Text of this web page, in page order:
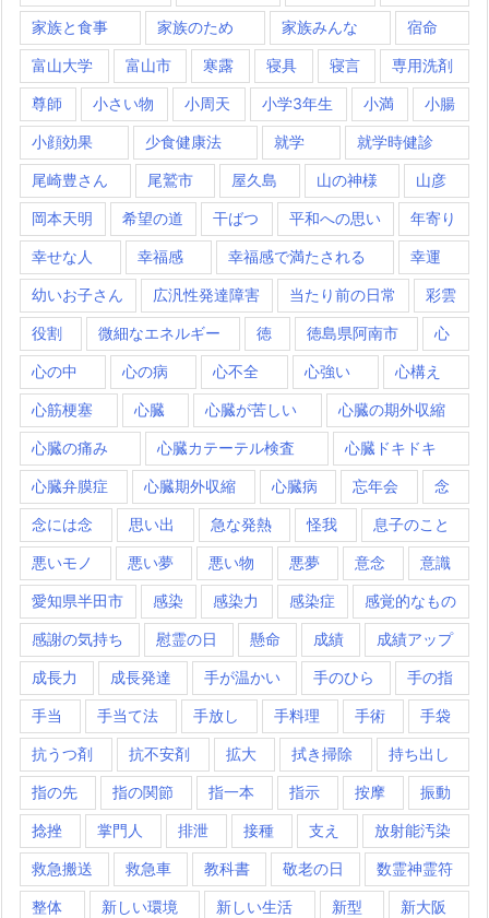
家族と食事 家族のため 家族みんな 宿命
富山大学 富山市 寒露 寝具 寝言 専用洗剤
尊師 小さい物 小周天 小学3年生 小満 小腸
小顔効果 少食健康法 就学 就学時健診
尾崎豊さん 尾鷲市 屋久島 山の神様 山彦
岡本天明 希望の道 干ばつ 平和への思い 年寄り
幸せな人 幸福感 幸福感で満たされる 幸運
幼いお子さん 広汎性発達障害 当たり前の日常 彩雲
役割 微細なエネルギー 徳 徳島県阿南市 心
心の中 心の病 心不全 心強い 心構え
心筋梗塞 心臓 心臓が苦しい 心臓の期外収縮
心臓の痛み 心臓カテーテル検査 心臓ドキドキ
心臓弁膜症 心臓期外収縮 心臓病 忘年会 念
念には念 思い出 急な発熱 怪我 息子のこと
悪いモノ 悪い夢 悪い物 悪夢 意念 意識
愛知県半田市 感染 感染力 感染症 感覚的なもの
感謝の気持ち 慰霊の日 懸命 成績 成績アップ
成長力 成長発達 手が温かい 手のひら 手の指
手当 手当て法 手放し 手料理 手術 手袋
抗うつ剤 抗不安剤 拡大 拭き掃除 持ち出し
指の先 指の関節 指一本 指示 按摩 振動
捻挫 掌門人 排泄 接種 支え 放射能汚染
救急搬送 救急車 教科書 敬老の日 数霊神霊符
整体 新しい環境 新しい生活 新型 新大阪